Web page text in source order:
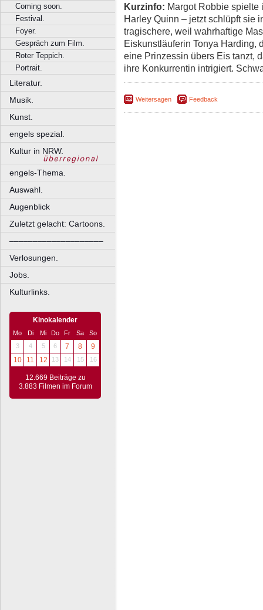
Coming soon.
Festival.
Foyer.
Gespräch zum Film.
Roter Teppich.
Portrait.
Literatur.
Musik.
Kunst.
engels spezial.
Kultur in NRW.
engels-Thema.
Auswahl.
Augenblick
Zuletzt gelacht: Cartoons.
––––––––––––––––––––
Verlosungen.
Jobs.
Kulturlinks.
Kinokalender
Mo Di Mi Do Fr Sa
So
3
4 5 6 7 8
9
10
11 12 13 14 15 16
12.669 Beiträge zu
3.883 Filmen im Forum
Kurzinfo: Margot Robbie spielte
Harley Quinn – jetzt schlüpft sie
tragischere, weil wahrhaftige
Eiskunstläuferin Tonya Harding,
eine Prinzessin übers Eis tanzt,
ihre Konkurrentin intrigiert.
Weitersagen Feedback